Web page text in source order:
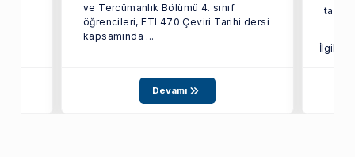
ve Tercümanlık Bölümü 4. sınıf
öğrencileri, ETI 470 Çeviri Tarihi dersi
kapsamında ...
Devamı
İlgili